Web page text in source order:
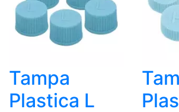
Tampa
Plastica L